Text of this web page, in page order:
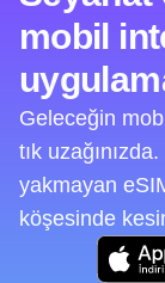
mobil
Geleceğin
tık
yakmayan
köşesinde